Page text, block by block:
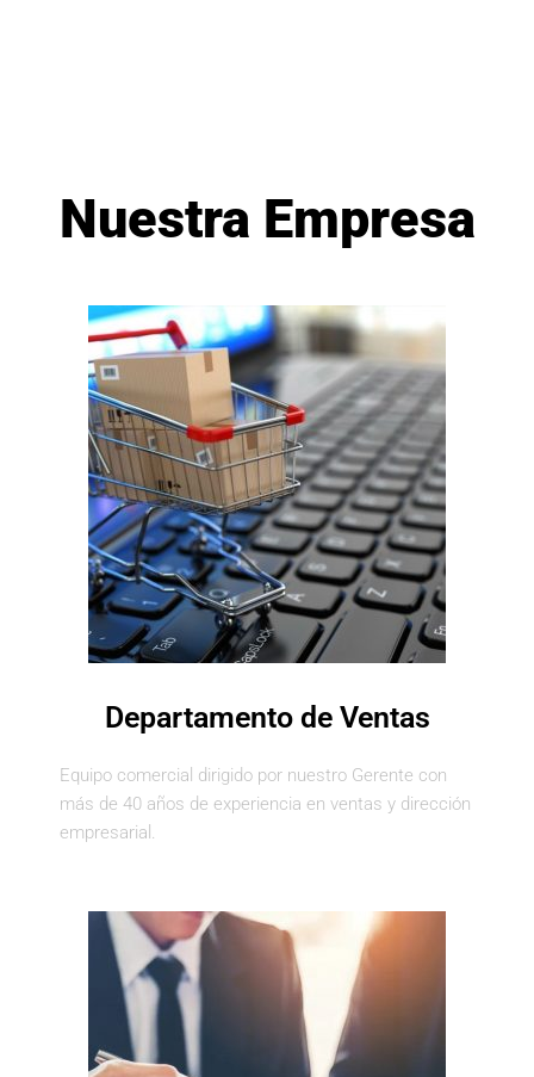
Nuestra Empresa
Departamento de Ventas
Equipo comercial dirigido por nuestro Gerente con
más de 40 años de experiencia en ventas y dirección
empresarial.